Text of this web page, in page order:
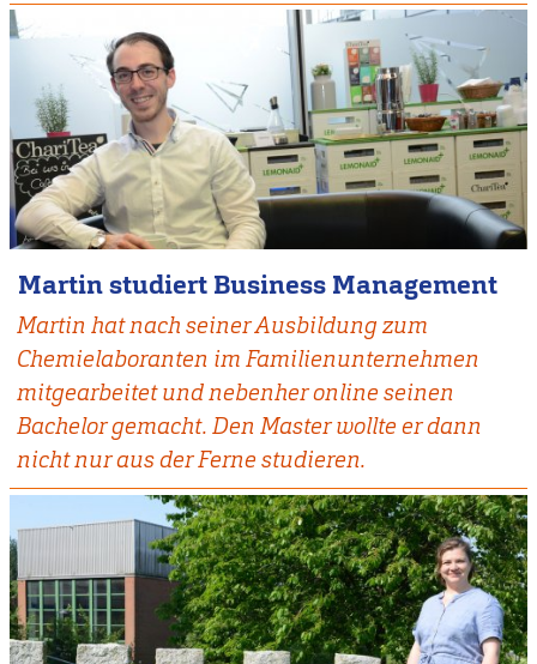
Martin studiert Business Management
Martin hat nach seiner Ausbildung zum
Chemielaboranten im Familienunternehmen
mitgearbeitet und nebenher online seinen
Bachelor gemacht. Den Master wollte er dann
nicht nur aus der Ferne studieren.